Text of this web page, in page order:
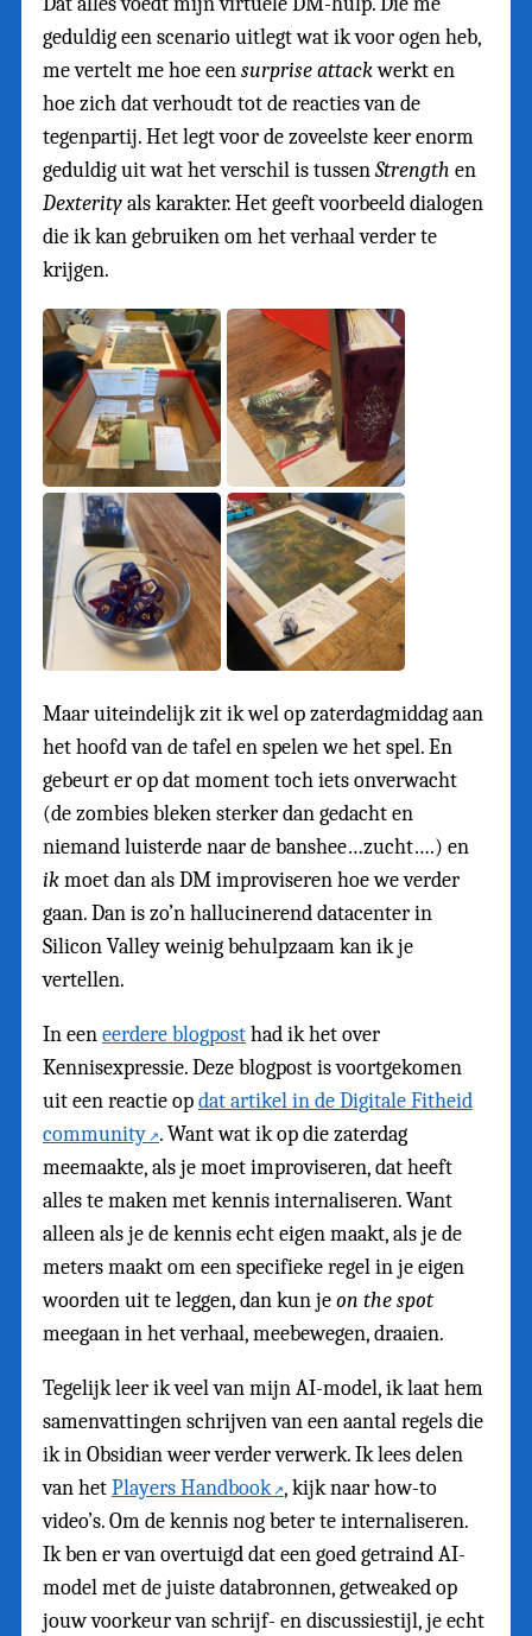
geduldig een scenario uitlegt wat ik voor ogen heb,
me vertelt me hoe eensurprise attackwerkt en
hoe zich dat verhoudt tot de reacties van de
tegenpartij. Het legt voor de zoveelste keer enorm
geduldig uit wat het verschil is tussenStrength en
Dexterityals karakter. Het geeft voorbeeld dialogen
die ik kan gebruiken om het verhaal verder te
krijgen.
Maar uiteindelijk zit ik wel op zaterdagmiddag aan
het hoofd van de tafel en spelen we het spel. En
gebeurt er op dat moment toch iets onverwacht
(de zombies bleken sterker dan gedacht en
niemand luisterde naar de banshee…zucht….) en
ikmoet dan als DM improviseren hoe we verder
gaan. Dan is zo’n hallucinerend datacenter in
Silicon Valley weinig behulpzaam kan ik je
vertellen.
In eeneerdere blogposthad ik het over
Kennisexpressie. Deze blogpost is voortgekomen
uit een reactie opdat artikel in de Digitale Fitheid
community . Want wat ik op die zaterdag
meemaakte, als je moet improviseren, dat heeft
alles te maken met kennis internaliseren. Want
alleen als je de kennis echt eigen maakt, als je de
meters maakt om een specifieke regel in je eigen
woorden uit te leggen, dan kun jeon the spot
meegaan in het verhaal, meebewegen, draaien.
Tegelijk leer ik veel van mijn AI-model, ik laat hem
samenvattingen schrijven van een aantal regels die
ik in Obsidian weer verder verwerk. Ik lees delen
van hetPlayers Handbook , kijk naar how-to
video’s. Om de kennis nog beter te internaliseren.
Ik ben er van overtuigd dat een goed getraind AI-
model met de juiste databronnen, getweaked op
jouw voorkeur van schrijf- en discussiestijl, je echt